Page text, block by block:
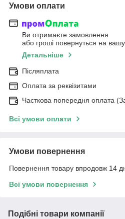
Умови оплати
Ви отримаєте замовлення
або гроші повернуться на вашу
Детальніше
Післяплата
Оплата за реквізитами
Часткова попередня оплата
Всі умови оплати
Умови повернення
Повернення товару впродовж 14
Всі умови повернення
Подібні товари компанії